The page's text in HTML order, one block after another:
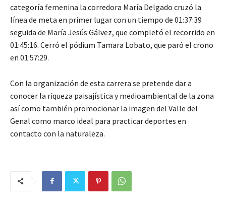
categoría femenina la corredora María Delgado cruzó la
línea de meta en primer lugar con un tiempo de 01:37:39
seguida de María Jesús Gálvez, que completó el recorrido en
01:45:16. Cerró el pódium Tamara Lobato, que paró el crono
en 01:57:29.
Con la organización de esta carrera se pretende dar a
conocer la riqueza paisajística y medioambiental de la zona
así como también promocionar la imagen del Valle del
Genal como marco ideal para practicar deportes en
contacto con la naturaleza.